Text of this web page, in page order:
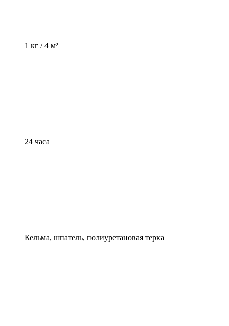
1 кг / 4 м²
24 часа
Кельма, шпатель, полиуретановая терка